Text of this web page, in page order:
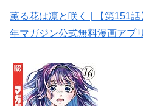
薫る花は凛と咲く | 【第151
年マガジン公式無料漫画アプリ